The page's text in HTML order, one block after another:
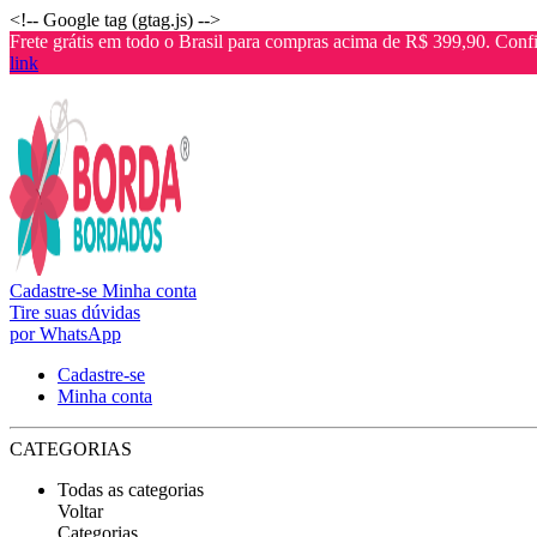
<!-- Google tag (gtag.js) -->
Frete grátis em todo o Brasil para compras acima de R$ 399,90.
link
Cadastre-se Minha conta
Tire suas dúvidas
por WhatsApp
Cadastre-se
Minha conta
CATEGORIAS
Todas as categorias
Voltar
Categorias